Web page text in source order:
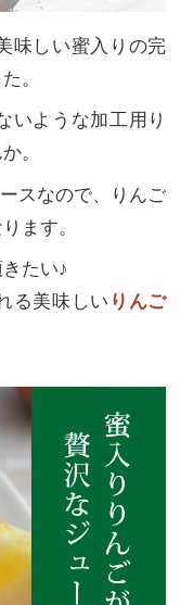
味しい蜜入りの完
。
いような加工用り
。
スなので、りんご
ます。
たい♪
る美味しい りんご